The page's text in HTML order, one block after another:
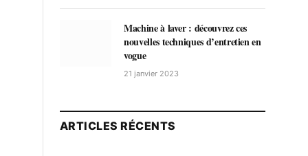
Machine à laver : découvrez ces
nouvelles techniques d’entretien en
vogue
21 janvier 2023
ARTICLES RÉCENTS